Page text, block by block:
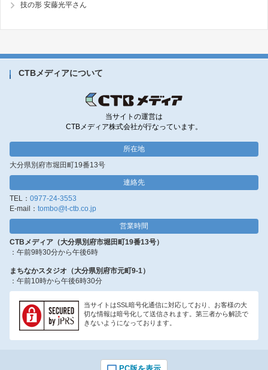
技の形 安藤光平さん
CTBメディアについて
当サイトの運営は
CTBメディア株式会社が行なっています。
所在地
大分県別府市堀田町19番13号
連絡先
TEL： 0977-24-3553
E-mail： tombo@t-ctb.co.jp
営業時間
CTBメディア（大分県別府市堀田町19番13号）
：午前9時30分から午後6時
まちなかスタジオ（大分県別府市元町9-1）
：午前10時から午後6時30分
当サイトはSSL暗号化通信に対応しており、お客様の大
切な情報は暗号化して送信されます。第三者から解読で
きないようになっております。